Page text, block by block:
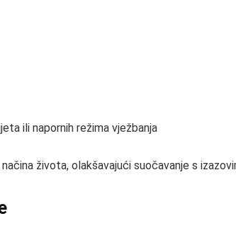
ili napornih režima vježbanja
života, olakšavajući suočavanje s